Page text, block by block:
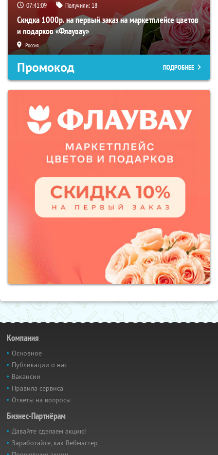
07:41:08 Получили: 18
Скидка 1000р. на первый заказ на маркетплейсе цветов
и подарков «Флаувау»
Россия
Промокод ПОДРОБНЕЕ
Компания
Основное
Публикации о нас
Вакансии
Правила сервиса
Ответы на вопросы
Бизнес-Партнёрам
Давайте сделаем акцию!
Заработайте, как Вебмастер